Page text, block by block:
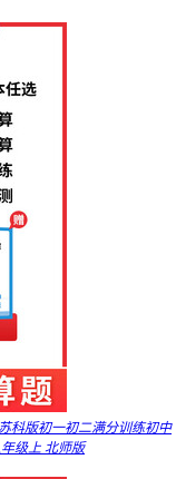
科版初一初二满分训练初中
级上 北师版